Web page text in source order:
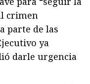
crimen
parte de las
ya
darle urgencia